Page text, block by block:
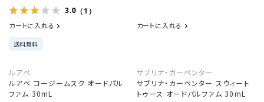
3.0 （1）
カートに入れる
送料無料
カートに入れる
ルアペ
ルアペ コージームスク オードパル
ファム 30mL
サブリナ・カーペンター
サブリナ・カーペンター スウィート
トゥース オードパルファム 30mL